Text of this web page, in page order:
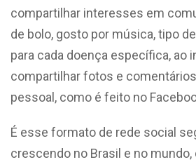
compartilhar interesses em
de bolo, gosto por música, tipo
para cada doença específica, ao
compartilhar fotos e
pessoal, como é feito no
É esse formato de rede social
crescendo no Brasil e no mundo,